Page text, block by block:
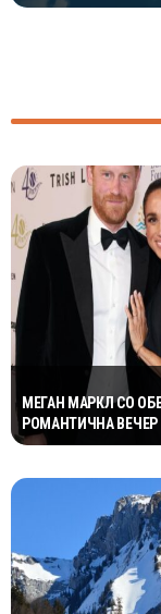
ОДЛИЧЕН ДЕН ЗА
МЕГАН МАРКЛ СО
РОМАНТИЧНА